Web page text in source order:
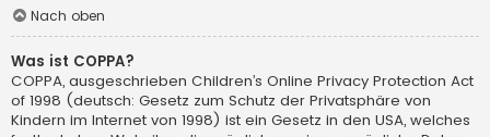
Nach oben
Was ist COPPA?
COPPA, ausgeschrieben Children’s Online Privacy Protection Act
of 1998 (deutsch: Gesetz zum Schutz der Privatsphäre von
Kindern im Internet von 1998) ist ein Gesetz in den USA, welches